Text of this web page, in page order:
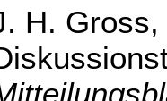
H. Gross,